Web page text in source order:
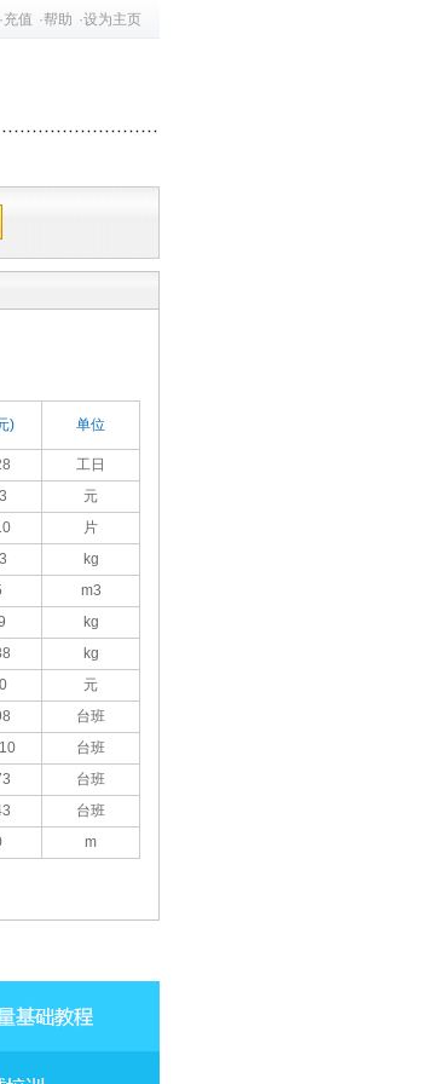
·充值 ·帮助 ·设为主页
) 单位
工日
元
片
kg
m3
kg
kg
元
台班
台班
台班
台班
m